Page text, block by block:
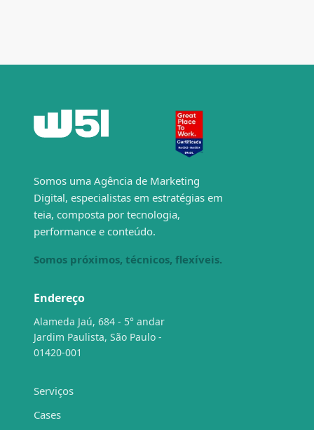
Somos uma Agência de Marketing
Digital, especialistas em estratégias em
teia, composta por tecnologia,
performance e conteúdo.
Somos próximos, técnicos, flexíveis.
Endereço
Alameda Jaú, 684 - 5° andar
Jardim Paulista, São Paulo -
01420-001
Serviços
Cases